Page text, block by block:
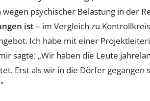
psychischer Belastung in der
ist– im Vergleich zu
Ich habe mit einer
sagte: „Wir haben die Leute
Erst als wir in die Dörfer gegangen